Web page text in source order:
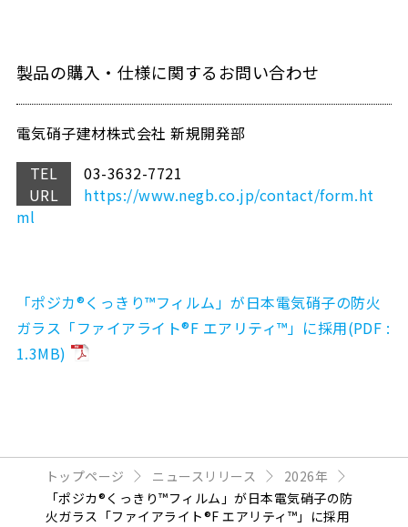
製品の購入・仕様に関するお問い合わせ
電気硝子建材株式会社 新規開発部
TEL
03-3632-7721
URL
https://www.negb.co.jp/contact/form.ht
ml
「ポジカ®くっきり™フィルム」が日本電気硝子の防火
ガラス「ファイアライト®F エアリティ™」に採用(PDF :
1.3MB)
トップページ ニュースリリース
2026年
「ポジカ®くっきり™フィルム」が日本電気硝子の防
火ガラス「ファイアライト®F エアリティ™」に採用